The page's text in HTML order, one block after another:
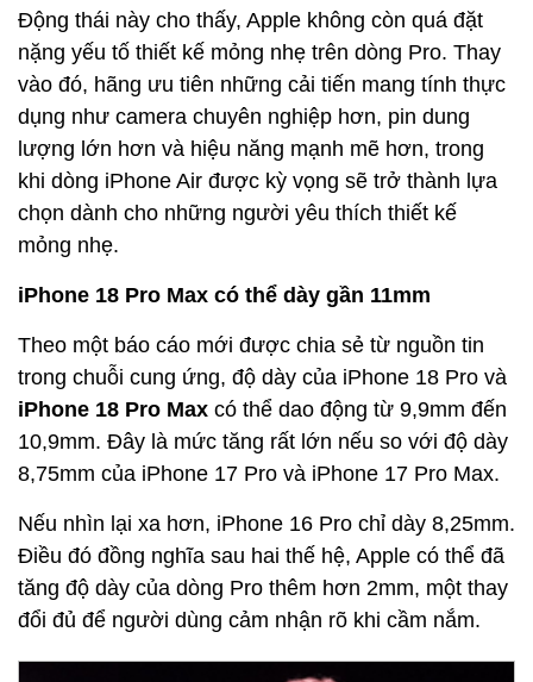
Động thái này cho thấy, Apple không còn quá đặt
nặng yếu tố thiết kế mỏng nhẹ trên dòng Pro. Thay
vào đó, hãng ưu tiên những cải tiến mang tính thực
dụng như camera chuyên nghiệp hơn, pin dung
lượng lớn hơn và hiệu năng mạnh mẽ hơn, trong
khi dòng iPhone Air được kỳ vọng sẽ trở thành lựa
chọn dành cho những người yêu thích thiết kế
mỏng nhẹ.
iPhone 18 Pro Max có thể dày gần 11mm
Theo một báo cáo mới được chia sẻ từ nguồn tin
trong chuỗi cung ứng, độ dày của iPhone 18 Pro và
iPhone 18 Pro Max có thể dao động từ 9,9mm đến
10,9mm. Đây là mức tăng rất lớn nếu so với độ dày
8,75mm của iPhone 17 Pro và iPhone 17 Pro Max.
Nếu nhìn lại xa hơn, iPhone 16 Pro chỉ dày 8,25mm.
Điều đó đồng nghĩa sau hai thế hệ, Apple có thể đã
tăng độ dày của dòng Pro thêm hơn 2mm, một thay
đổi đủ để người dùng cảm nhận rõ khi cầm nắm.